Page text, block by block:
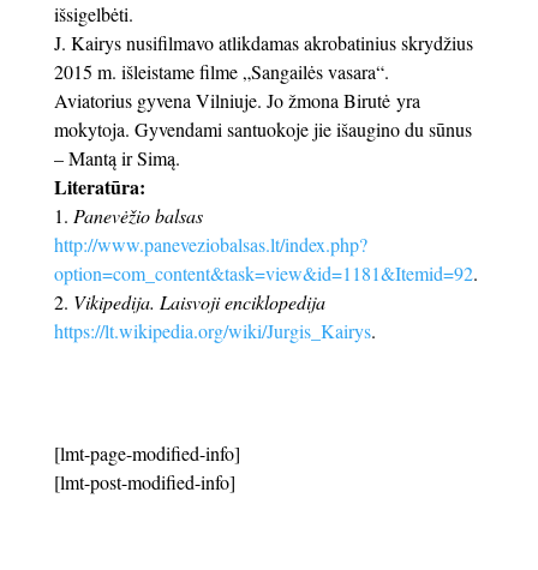
išsigelbėti.
J. Kairys nusifilmavo atlikdamas akrobatinius skrydžius
2015 m. išleistame filme „Sangailės vasara“.
Aviatorius gyvena Vilniuje. Jo žmona Birutė yra
mokytoja. Gyvendami santuokoje jie išaugino du sūnus
– Mantą ir Simą.
Literatūra:
Panevėžio balsas
http://www.paneveziobalsas.lt/index.php?
option=com_content&task=view&id=1181&Itemid=92.
Vikipedija. Laisvoji enciklopedija
https://lt.wikipedia.org/wiki/Jurgis_Kairys.
[lmt-page-modified-info]
[lmt-post-modified-info]